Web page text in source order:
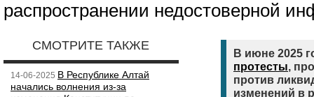
распространении недостоверной
СМОТРИТЕ ТАКЖЕ
14-06-2025 В Республике Алтай
начались волнения из-за
В июне 2025
протесты,
против
изменений в